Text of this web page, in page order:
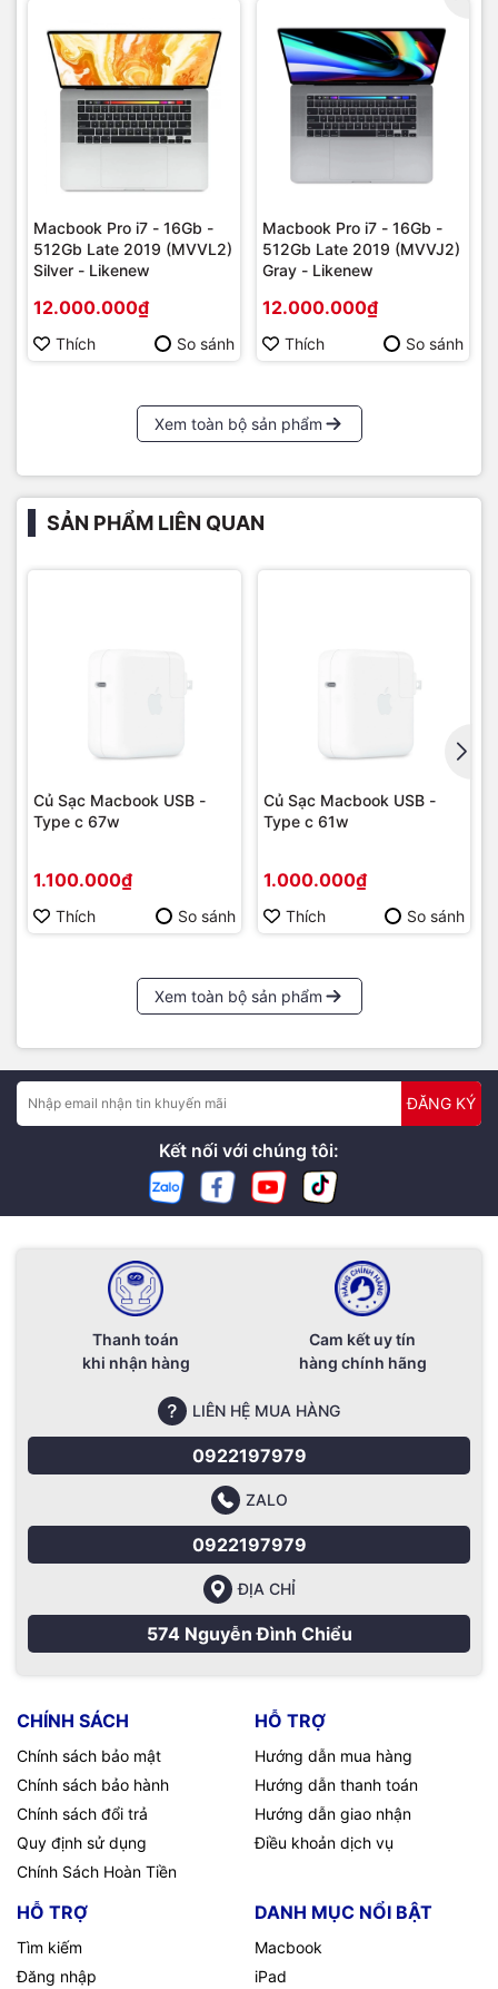
Macbook Pro i7 - 16Gb -
512Gb Late 2019 (MVVL2)
Silver - Likenew
12.000.000₫
Thích So sánh
Macbook Pro i7 - 16Gb -
512Gb Late 2019 (MVVJ2)
Gray - Likenew
12.000.000₫
Thích So sánh
Xem toàn bộ sản phẩm
SẢN PHẨM LIÊN QUAN
Củ Sạc Macbook USB -
Type c 67w
1.100.000₫
Thích So sánh
Củ Sạc Macbook USB -
Type c 61w
1.000.000₫
Thích So sánh
Xem toàn bộ sản phẩm
ĐĂNG KÝ
Kết nối với chúng tôi:
Thanh toán
khi nhận hàng
Cam kết uy tín
hàng chính hãng
LIÊN HỆ MUA HÀNG
0922197979
ZALO
0922197979
ĐỊA CHỈ
574 Nguyễn Đình Chiểu
CHÍNH SÁCH
Chính sách bảo mật
Chính sách bảo hành
Chính sách đổi trả
Quy định sử dụng
Chính Sách Hoàn Tiền
HỖ TRỢ
Hướng dẫn mua hàng
Hướng dẫn thanh toán
Hướng dẫn giao nhận
Điều khoản dịch vụ
HỖ TRỢ
Tìm kiếm
Đăng nhập
DANH MỤC NỔI BẬT
Macbook
iPad